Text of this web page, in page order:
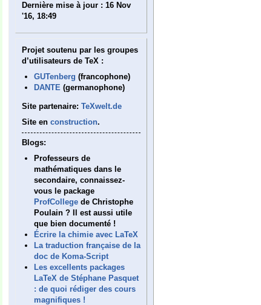
Dernière mise à jour : 16 Nov
'16, 18:49
Projet soutenu par les groupes
d’utilisateurs de TeX :
GUTenberg (francophone)
DANTE (germanophone)
Site partenaire: TeXwelt.de
Site en construction.
Blogs:
Professeurs de
mathématiques dans le
secondaire, connaissez-
vous le package
ProfCollege de Christophe
Poulain ? Il est aussi utile
que bien documenté !
Écrire la chimie avec LaTeX
La traduction française de la
doc de Koma-Script
Les excellents packages
LaTeX de Stéphane Pasquet
: de quoi rédiger des cours
magnifiques !